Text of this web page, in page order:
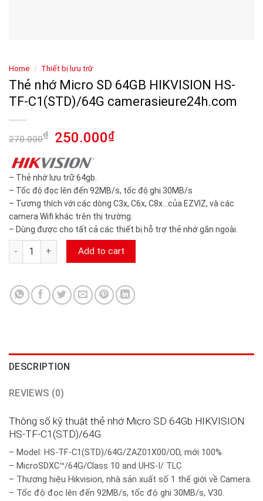
Home / Thiết bị lưu trữ
Thẻ nhớ Micro SD 64GB HIKVISION HS-
TF-C1(STD)/64G camerasieure24h.com
270.000₫ 250.000₫
– Thẻ nhớ lưu trữ 64gb.
– Tốc độ đọc lên đến 92MB/s, tốc độ ghi 30MB/s
– Tương thích với các dòng C3x, C6x, C8x…của EZVIZ, và các
camera Wifi khác trên thị trường.
– Dùng được cho tất cả các thiết bị hỗ trợ thẻ nhớ gắn ngoài.
Thẻ nhớ Micro SD 64GB HIKVISION HS-TF-C1(STD)/64G
Add to cart
DESCRIPTION
REVIEWS (0)
Thông số kỹ thuật thẻ nhớ Micro SD 64Gb HIKVISION
HS-TF-C1(STD)/64G
– Model: HS-TF-C1(STD)/64G/ZAZ01X00/OD, mới 100%.
– MicroSDXC™/64G/Class 10 and UHS-I/ TLC
– Thương hiệu Hikvision, nhà sản xuất số 1 thế giới về Camera.
– Tốc độ đọc lên đến 92MB/s, tốc độ ghi 30MB/s, V30.